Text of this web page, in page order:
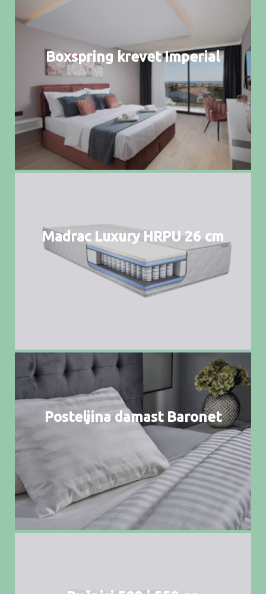
Boxspring krevet Imperial
Madrac Luxury HRPU 26 cm
Posteljina damast Baronet